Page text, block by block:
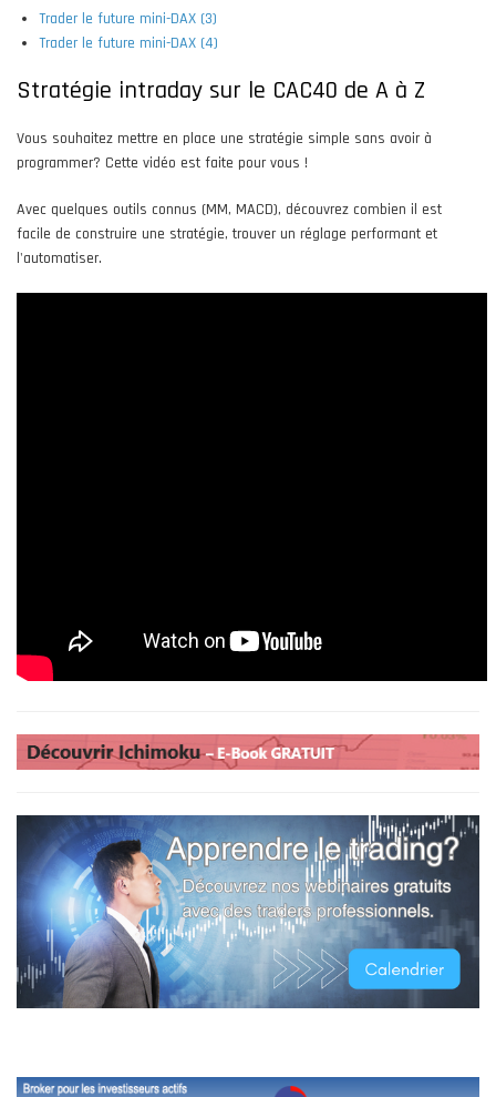
Trader le future mini-DAX (3)
Trader le future mini-DAX (4)
Stratégie intraday sur le CAC40 de A à Z
Vous souhaitez mettre en place une stratégie simple sans avoir à
programmer? Cette vidéo est faite pour vous !
Avec quelques outils connus (MM, MACD), découvrez combien il est
facile de construire une stratégie, trouver un réglage performant et
l'automatiser.